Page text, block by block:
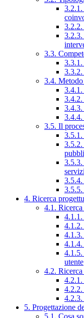
3.2.3.
3.3.
3.4.
3.4.2.
3.4.4.
3.5. Il
3.5.1.
3.5.2.
3.5.3.
3.5.4.
3.5.5.
4. Ricerca
4.1.
4.1.2.
4.1.3.
4.1.4.
4.1.5.
utente
4.2. Ricerca
4.2.1.
4.2.3.
5. Progettazione
5.1. Cosa